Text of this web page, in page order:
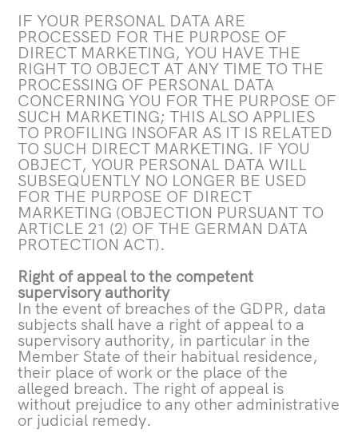
IF YOUR PERSONAL DATA ARE
PROCESSED FOR THE PURPOSE OF
DIRECT MARKETING, YOU HAVE THE
RIGHT TO OBJECT AT ANY TIME TO THE
PROCESSING OF PERSONAL DATA
CONCERNING YOU FOR THE PURPOSE OF
SUCH MARKETING; THIS ALSO APPLIES
TO PROFILING INSOFAR AS IT IS RELATED
TO SUCH DIRECT MARKETING. IF YOU
OBJECT, YOUR PERSONAL DATA WILL
SUBSEQUENTLY NO LONGER BE USED
FOR THE PURPOSE OF DIRECT
MARKETING (OBJECTION PURSUANT TO
ARTICLE 21 (2) OF THE GERMAN DATA
PROTECTION ACT).
Right of appeal to the competent
supervisory authority
In the event of breaches of the GDPR, data
subjects shall have a right of appeal to a
supervisory authority, in particular in the
Member State of their habitual residence,
their place of work or the place of the
alleged breach. The right of appeal is
without prejudice to any other administrative
or judicial remedy.